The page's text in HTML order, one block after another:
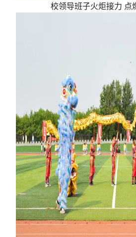
校领导班子火炬接力 点